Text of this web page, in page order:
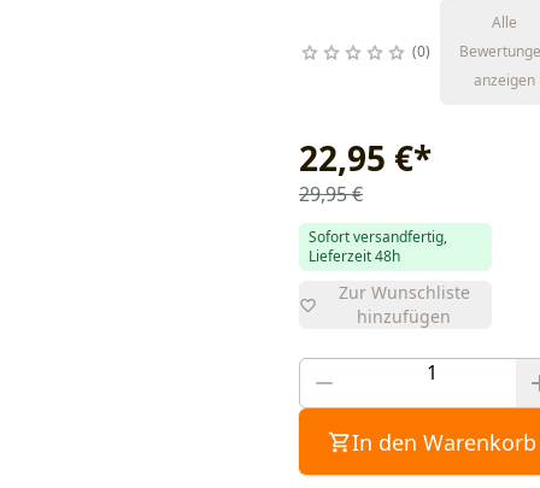
0
Alle
anzeigen
22,95 €*
29,95 €
Sofort versandfertig,
Lieferzeit 48h
Zur Wunschliste
hinzufügen
In den Warenkorb